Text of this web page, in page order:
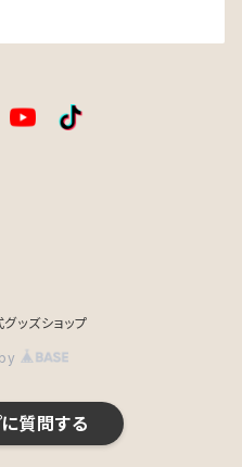
ッズショップ
質問する